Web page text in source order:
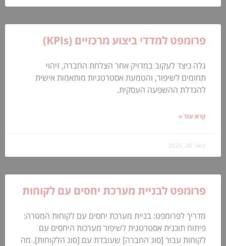
פרומפט למדדי ביצוע מרכזיים (KPIs)
גלה כיצד לעקוב במדויק אחר הצלחת החברה, זיהוי
תחומים לשיפור, והטמעת אסטרטגיות מותאמות אישית
להגדלת ההשפעה העסקית.
קרא עוד »
ינואר 30, 2025
פרומפט לבניית מערכת יחסים עם לקוחות
מדריך לפרומפט: בניית מערכת יחסים עם לקוחות המטרה:
פיתוח תוכנית אסטרטגית לשיפור מערכות היחסים עם
לקוחות עבור [סוג החברה] שעובדת עם [סוג הלקוחות]. מה